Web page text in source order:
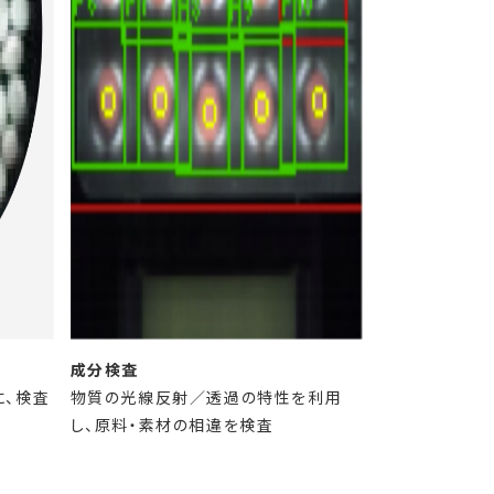
検査
成分検査
物質の光線反射／透過の特性を利用
し、原料・素材の相違を検査